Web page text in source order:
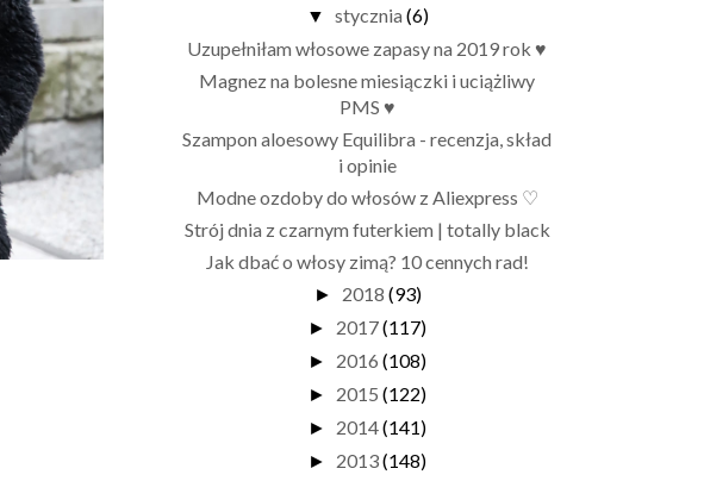
▼ stycznia (6)
Uzupełniłam włosowe zapasy na 2019 rok ♥
Magnez na bolesne miesiączki i uciążliwy
PMS ♥
Szampon aloesowy Equilibra - recenzja, skład
i opinie
Modne ozdoby do włosów z Aliexpress ♡
Strój dnia z czarnym futerkiem | totally black
Jak dbać o włosy zimą? 10 cennych rad!
► 2018 (93)
► 2017(117)
► 2016 (108)
► 2015 (122)
► 2014(141)
► 2013(148)